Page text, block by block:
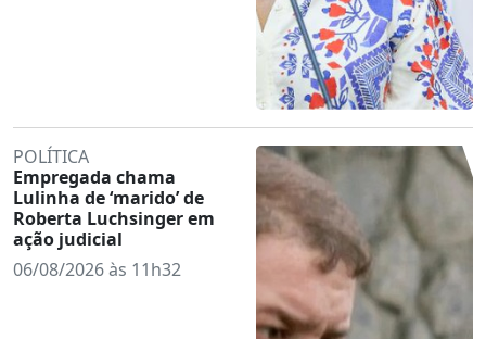
POLÍTICA
Empregada chama
Lulinha de ‘marido’ de
Roberta Luchsinger em
ação judicial
06/08/2026 às 11h32